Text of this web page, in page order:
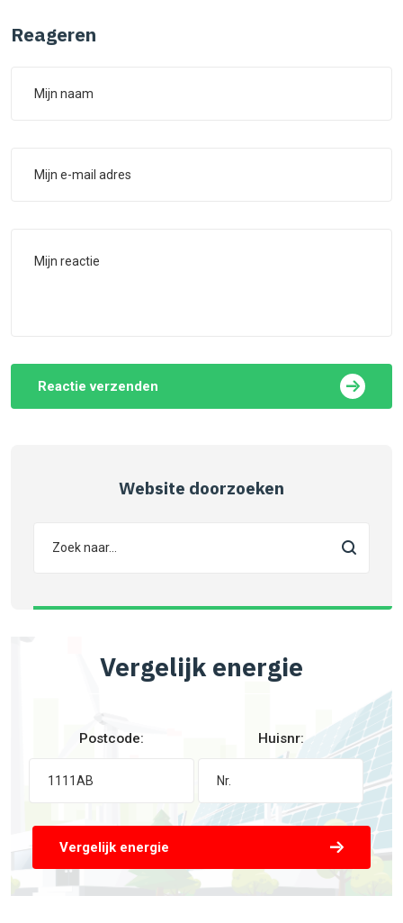
Reageren
Reactie verzenden
Website doorzoeken
Vergelijk energie
Postcode: Huisnr:
Vergelijk energie